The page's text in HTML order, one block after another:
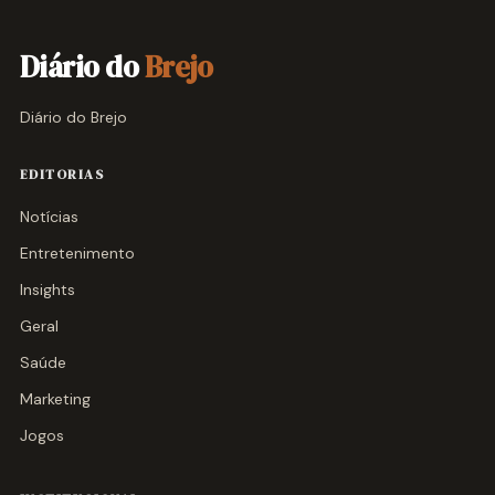
Diário doBrejo
Diário do Brejo
EDITORIAS
Notícias
Entretenimento
Insights
Geral
Saúde
Marketing
Jogos